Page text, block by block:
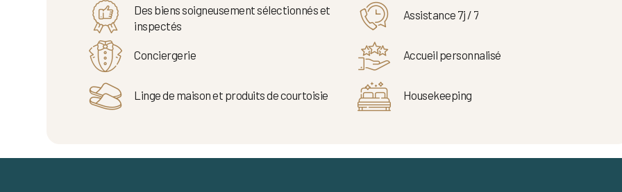
Des biens soigneusement sélectionnés et
inspectés
Assistance 7j / 7
Conciergerie Accueil personnalisé
Linge de maison et produits de courtoisie Housekeeping